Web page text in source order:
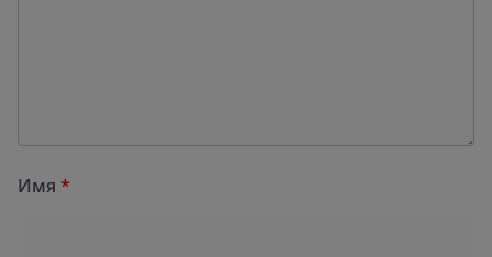
Имя *